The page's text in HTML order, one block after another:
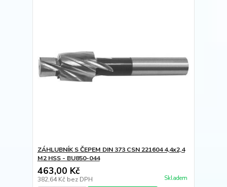
ZÁHLUBNÍK S ČEPEM DIN 373 CSN 221604 4,4x2,4
M2 HSS - BU850-044
463,00 Kč
382,64 Kč bez DPH Skladem